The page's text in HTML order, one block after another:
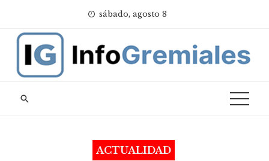
content
sábado, agosto 8
ACTUALIDAD